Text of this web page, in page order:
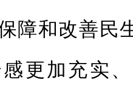
障和改善民
更加充实